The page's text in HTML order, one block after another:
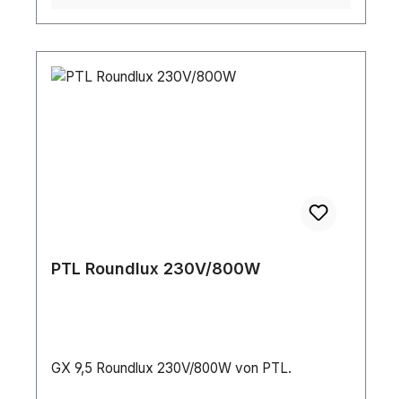
PTL Roundlux 230V/800W
GX 9,5 Roundlux 230V/800W von PTL.